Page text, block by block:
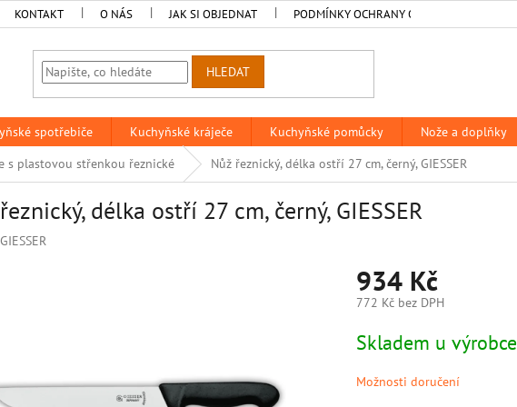
KONTAKT O NÁS JAK SI OBJEDNAT PODMÍNKY OCHRANY OSOBNÍCH ÚDAJŮ
HLEDAT
spotřebiče Kuchyňské kráječe Kuchyňské pomůcky Nože a doplňky
s plastovou střenkou řeznické Nůž řeznický, délka ostří 27 cm, černý, GIESSER
délka ostří 27 cm, černý, GIESSER
GIESSER
934 Kč
772 Kč bez DPH
cena:
Skladem u výrobce
Možnosti doručení